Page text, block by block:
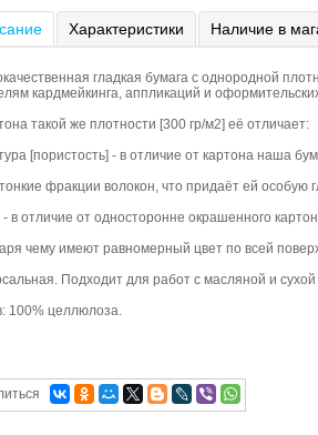
Характеристики Наличие в
гладкая бумага с однородной
кардмейкинга, аппликаций и
такой же плотности [300 гр/м2] её отличает:
[пористость] - в отличие от картона наша
фракции волокон, что придаёт ей особую
- в отличие от односторонне окрашенного
чему имеют равномерный цвет по всей
Подходит для работ с масляной и
100% целлюлоза.